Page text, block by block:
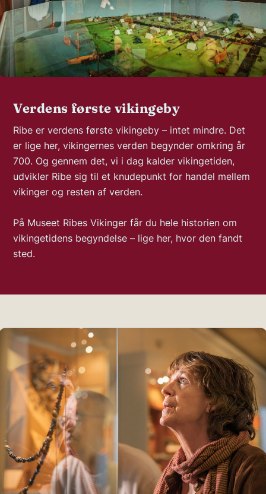
Verdens første vikingeby
Ribe er verdens første vikingeby – intet mindre. Det
er lige her, vikingernes verden begynder omkring år
700. Og gennem det, vi i dag kalder vikingetiden,
udvikler Ribe sig til et knudepunkt for handel mellem
vikinger og resten af verden.
På Museet Ribes Vikinger får du hele historien om
vikingetidens begyndelse – lige her, hvor den fandt
sted.